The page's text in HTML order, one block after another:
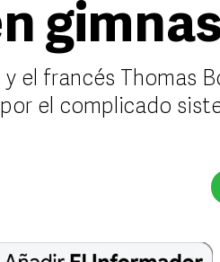
el francés Thomas
el complicado